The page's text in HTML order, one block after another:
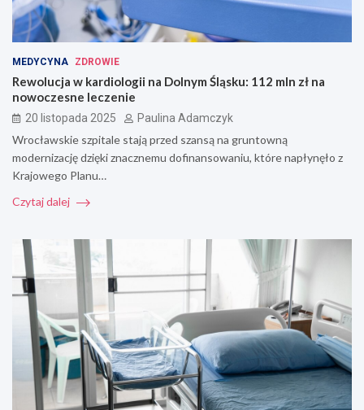
MEDYCYNA ZDROWIE
Rewolucja w kardiologii na Dolnym Śląsku: 112 mln zł na
nowoczesne leczenie
20 listopada 2025 Paulina Adamczyk
Wrocławskie szpitale stają przed szansą na gruntowną
modernizację dzięki znacznemu dofinansowaniu, które napłynęło z
Krajowego Planu…
Czytaj dalej